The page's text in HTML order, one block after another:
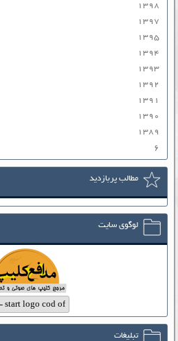
۱۳۹۸
۱۳۹۷
۱۳۹۵
۱۳۹۴
۱۳۹۳
۱۳۹۲
۱۳۹۱
۱۳۹۰
۱۳۸۹
۶
مطالب پربازدید
لوگوی سایت
تبلیغات